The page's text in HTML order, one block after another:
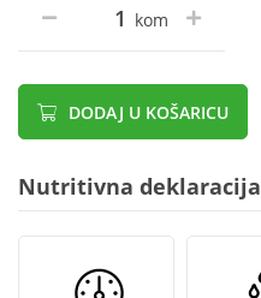
kom
DODAJ U KOŠARICU
Nutritivna deklaracija